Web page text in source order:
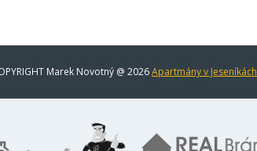
Marek Novotný @ 2026Apartmány v Jeseníkách